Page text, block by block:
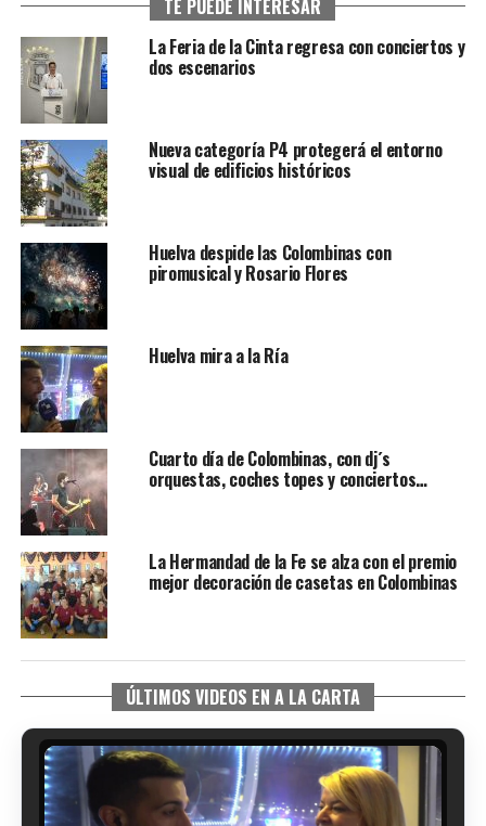
TE PUEDE INTERESAR
La Feria de la Cinta regresa con conciertos y
dos escenarios
Nueva categoría P4 protegerá el entorno
visual de edificios históricos
Huelva despide las Colombinas con
piromusical y Rosario Flores
Huelva mira a la Ría
Cuarto día de Colombinas, con dj´s
orquestas, coches topes y conciertos…
La Hermandad de la Fe se alza con el premio
mejor decoración de casetas en Colombinas
ÚLTIMOS VIDEOS EN A LA CARTA